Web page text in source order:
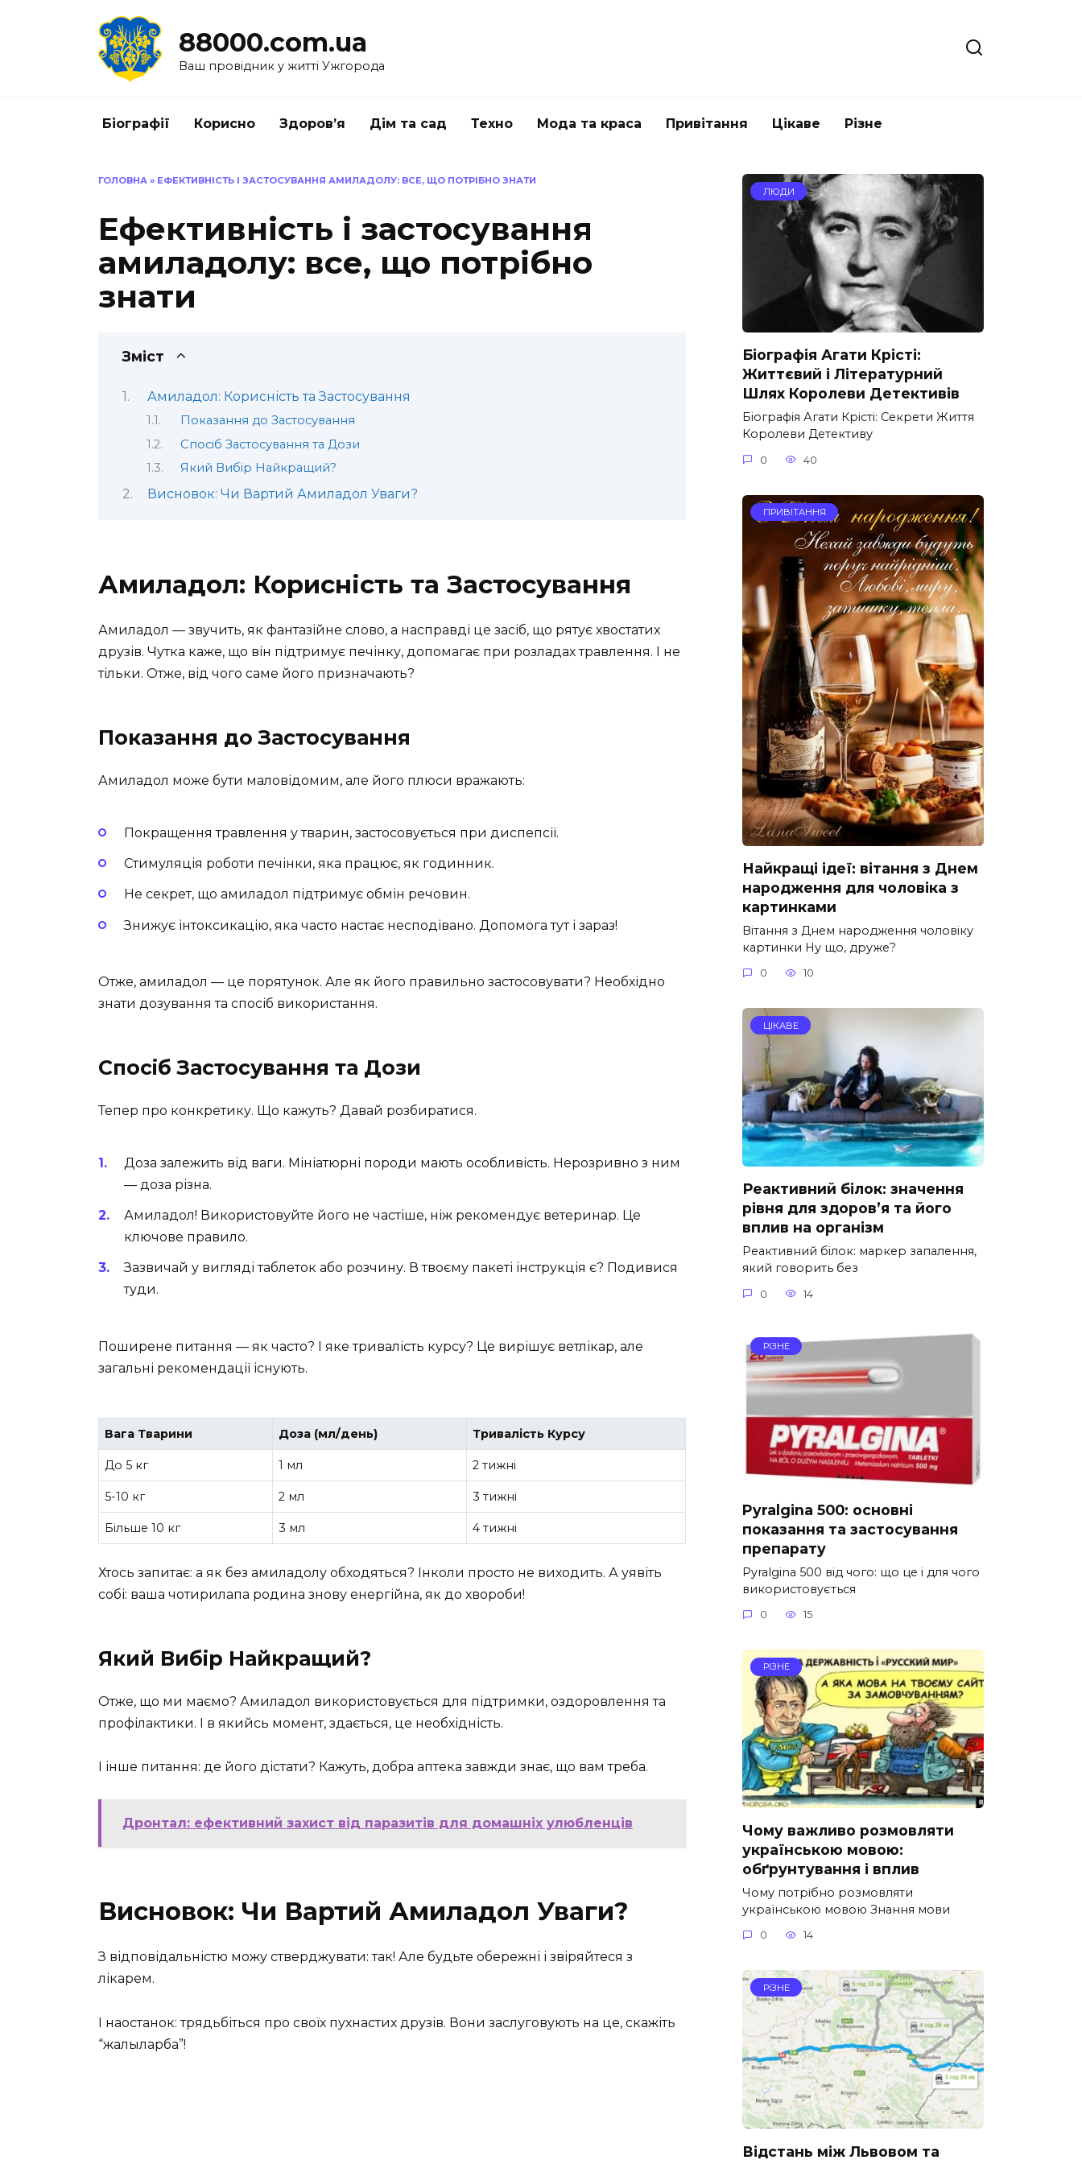
88000.com.ua
Ваш провідник у житті Ужгорода
Біографії Корисно Здоров’я Дім та сад Техно Мода та краса Привітання Цікаве Різне
ГОЛОВНА » ЕФЕКТИВНІСТЬ І ЗАСТОСУВАННЯ АМИЛАДОЛУ: ВСЕ, ЩО ПОТРІБНО ЗНАТИ
Ефективність і застосування
амиладолу: все, що потрібно
знати
Зміст
Амиладол: Корисність та Застосування
Показання до Застосування
Спосіб Застосування та Дози
Який Вибір Найкращий?
Висновок: Чи Вартий Амиладол Уваги?
Амиладол: Корисність та Застосування
Амиладол — звучить, як фантазійне слово, а насправді це засіб, що рятує хвостатих
друзів. Чутка каже, що він підтримує печінку, допомагає при розладах травлення. І не
тільки. Отже, від чого саме його призначають?
Показання до Застосування
Амиладол може бути маловідомим, але його плюси вражають:
Покращення травлення у тварин, застосовується при диспепсії.
Стимуляція роботи печінки, яка працює, як годинник.
Не секрет, що амиладол підтримує обмін речовин.
Знижує інтоксикацію, яка часто настає несподівано. Допомога тут і зараз!
Отже, амиладол — це порятунок. Але як його правильно застосовувати? Необхідно
знати дозування та спосіб використання.
Спосіб Застосування та Дози
Тепер про конкретику. Що кажуть? Давай розбиратися.
Доза залежить від ваги. Мініатюрні породи мають особливість. Нерозривно з ним
— доза різна.
Амиладол! Використовуйте його не частіше, ніж рекомендує ветеринар. Це
ключове правило.
Зазвичай у вигляді таблеток або розчину. В твоєму пакеті інструкція є? Подивися
туди.
Поширене питання — як часто? І яке тривалість курсу? Це вирішує ветлікар, але
загальні рекомендації існують.
Вага Тварини Доза (мл/день) Тривалість Курсу
До 5 кг 1 мл 2 тижні
5-10 кг 2 мл 3 тижні
Більше 10 кг 3 мл 4 тижні
Хтось запитає: а як без амиладолу обходяться? Інколи просто не виходить. А уявіть
собі: ваша чотирилапа родина знову енергійна, як до хвороби!
Який Вибір Найкращий?
Отже, що ми маємо? Амиладол використовується для підтримки, оздоровлення та
профілактики. І в якийсь момент, здається, це необхідність.
І інше питання: де його дістати? Кажуть, добра аптека завжди знає, що вам треба.
Дронтал: ефективний захист від паразитів для домашніх улюбленців
Висновок: Чи Вартий Амиладол Уваги?
З відповідальністю можу стверджувати: так! Але будьте обережні і звіряйтеся з
лікарем.
І наостанок: трядьбіться про своїх пухнастих друзів. Вони заслуговують на це, скажіть
“жалыларба”!
ЛЮДИ
Біографія Агати Крісті:
Життєвий і Літературний
Шлях Королеви Детективів
Біографія Агати Крісті: Секрети Життя
Королеви Детективу
0 40
ПРИВІТАННЯ
Найкращі ідеї: вітання з Днем
народження для чоловіка з
картинками
Вітання з Днем народження чоловіку
картинки Ну що, друже?
0 10
ЦІКАВЕ
Реактивний білок: значення
рівня для здоров’я та його
вплив на організм
Реактивний білок: маркер запалення,
який говорить без
0 14
РІЗНЕ
Pyralgina 500: основні
показання та застосування
препарату
Pyralgina 500 від чого: що це і для чого
використовується
0 15
РІЗНЕ
Чому важливо розмовляти
українською мовою:
обґрунтування і вплив
Чому потрібно розмовляти
українською мовою Знання мови
0 14
РІЗНЕ
Відстань між Львовом та